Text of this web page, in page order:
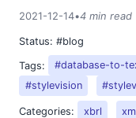
2021-12-14•4 min read
Status: #blog
Tags:
#database-to-
#stylevision
Categories: xbrl